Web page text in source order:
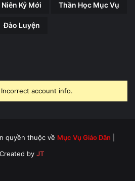
Kỷ Mới Thần Học Mục Vụ
Đào Luyện
account info.
quyền thuộc về Mục Vụ Giáo Dân
Created by JT